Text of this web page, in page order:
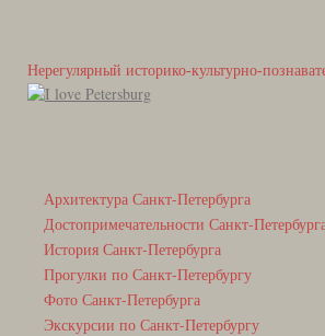
Нерегулярный историко-культурно-
Архитектура Санкт-Петербурга
Достопримечательности Санкт-
История Санкт-Петербурга
Прогулки по Санкт-Петербургу
Фото Санкт-Петербурга
Экскурсии по Санкт-Петербургу